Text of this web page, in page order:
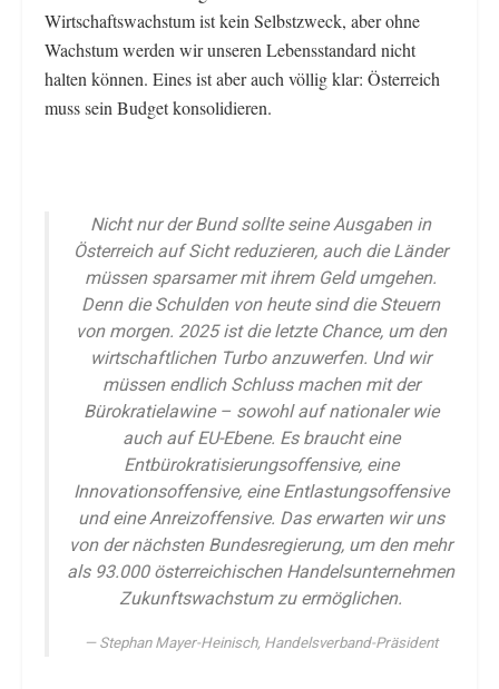
Wirtschaftswachstum ist kein Selbstzweck, aber ohne
Wachstum werden wir unseren Lebensstandard nicht
halten können. Eines ist aber auch völlig klar: Österreich
muss sein Budget konsolidieren.
Nicht nur der Bund sollte seine Ausgaben in
Österreich auf Sicht reduzieren, auch die Länder
müssen sparsamer mit ihrem Geld umgehen.
Denn die Schulden von heute sind die Steuern
von morgen. 2025 ist die letzte Chance, um den
wirtschaftlichen Turbo anzuwerfen. Und wir
müssen endlich Schluss machen mit der
Bürokratielawine – sowohl auf nationaler wie
auch auf EU-Ebene. Es braucht eine
Entbürokratisierungsoffensive, eine
Innovationsoffensive, eine Entlastungsoffensive
und eine Anreizoffensive. Das erwarten wir uns
von der nächsten Bundesregierung, um den mehr
als 93.000 österreichischen Handelsunternehmen
Zukunftswachstum zu ermöglichen.
Stephan Mayer-Heinisch, Handelsverband-Präsident